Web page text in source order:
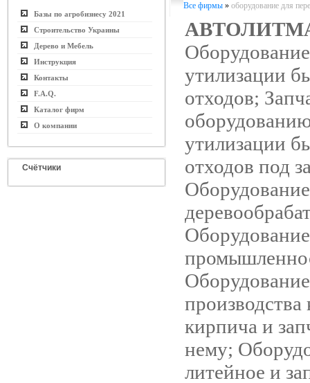
Базы по агробизнесу 2021
Строительство Украины
Дерево и Мебель
Инструкция
Контакты
F.A.Q.
Каталог фирм
О компании
Счётчики
Все фирмы » оборудование для
утилизации
отходов;
утилизации
отходов под
Оборудование
производства
кирпича и
нему;
литейное и